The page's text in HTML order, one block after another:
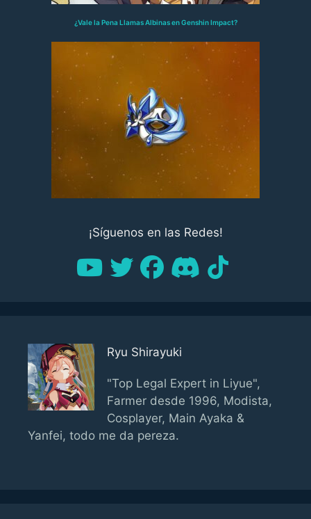
¿Vale la Pena Llamas Albinas en Genshin Impact?
¡Síguenos en las Redes!
Ryu Shirayuki
"Top Legal Expert in Liyue",
Farmer desde 1996, Modista,
Cosplayer, Main Ayaka &
Yanfei, todo me da pereza.